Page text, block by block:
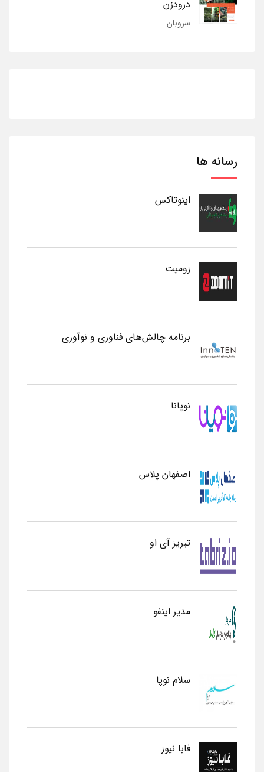
درودزن
سروبان
رسانه ها
اینوتاکس
زومیت
برنامه چالش‌های فناوری و نوآوری
نوپانا
اصفهان پلاس
تبریز آی او
مدیر اینفو
سلام نوپا
فابا نیوز